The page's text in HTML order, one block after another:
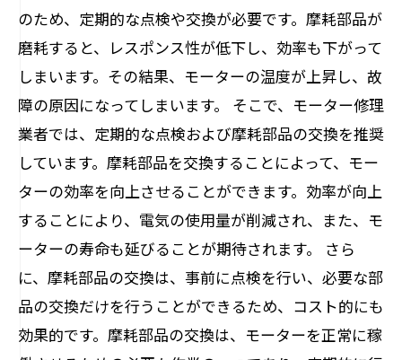
のため、定期的な点検や交換が必要です。摩耗部品が
磨耗すると、レスポンス性が低下し、効率も下がって
しまいます。その結果、モーターの温度が上昇し、故
障の原因になってしまいます。 そこで、モーター修理
業者では、定期的な点検および摩耗部品の交換を推奨
しています。摩耗部品を交換することによって、モー
ターの効率を向上させることができます。効率が向上
することにより、電気の使用量が削減され、また、モ
ーターの寿命も延びることが期待されます。 さら
に、摩耗部品の交換は、事前に点検を行い、必要な部
品の交換だけを行うことができるため、コスト的にも
効果的です。摩耗部品の交換は、モーターを正常に稼